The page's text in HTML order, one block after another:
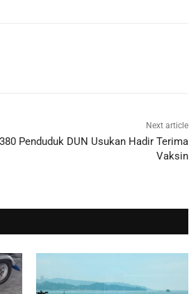
Next article
Penduduk DUN Usukan Hadir Terima
Vaksin